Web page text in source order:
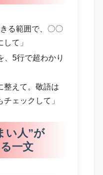
る範囲で、〇〇
て」
、5行で超わかり
整えて。敬語は
ェックして」
い人”が
一文